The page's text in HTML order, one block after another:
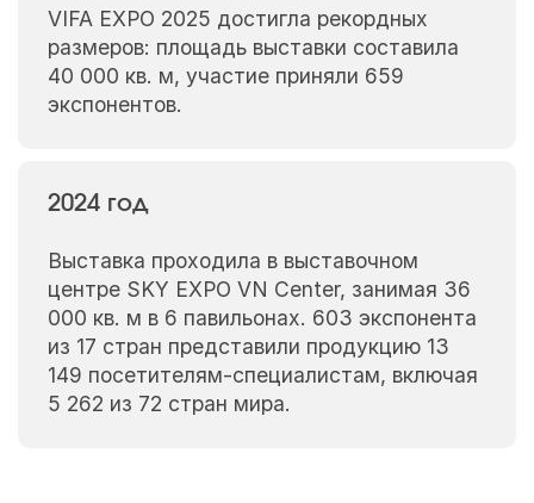
VIFA EXPO 2025 достигла рекордных
размеров: площадь выставки составила
40 000 кв. м, участие приняли 659
экспонентов.
2024 год
Выставка проходила в выставочном
центре SKY EXPO VN Center, занимая 36
000 кв. м в 6 павильонах. 603 экспонента
из 17 стран представили продукцию 13
149 посетителям-специалистам, включая
5 262 из 72 стран мира.